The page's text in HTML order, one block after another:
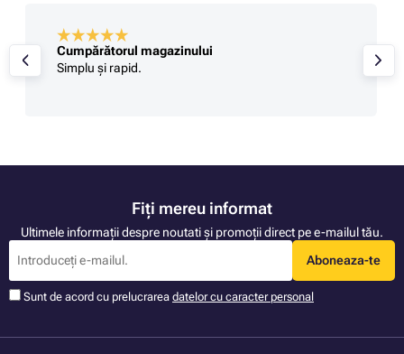
Cumpărătorul magazinului
Simplu și rapid.
Fiți mereu informat
Ultimele informații despre noutati și promoții direct pe e-mailul tău.
Aboneaza-te
Sunt de acord cu prelucrarea datelor cu caracter personal